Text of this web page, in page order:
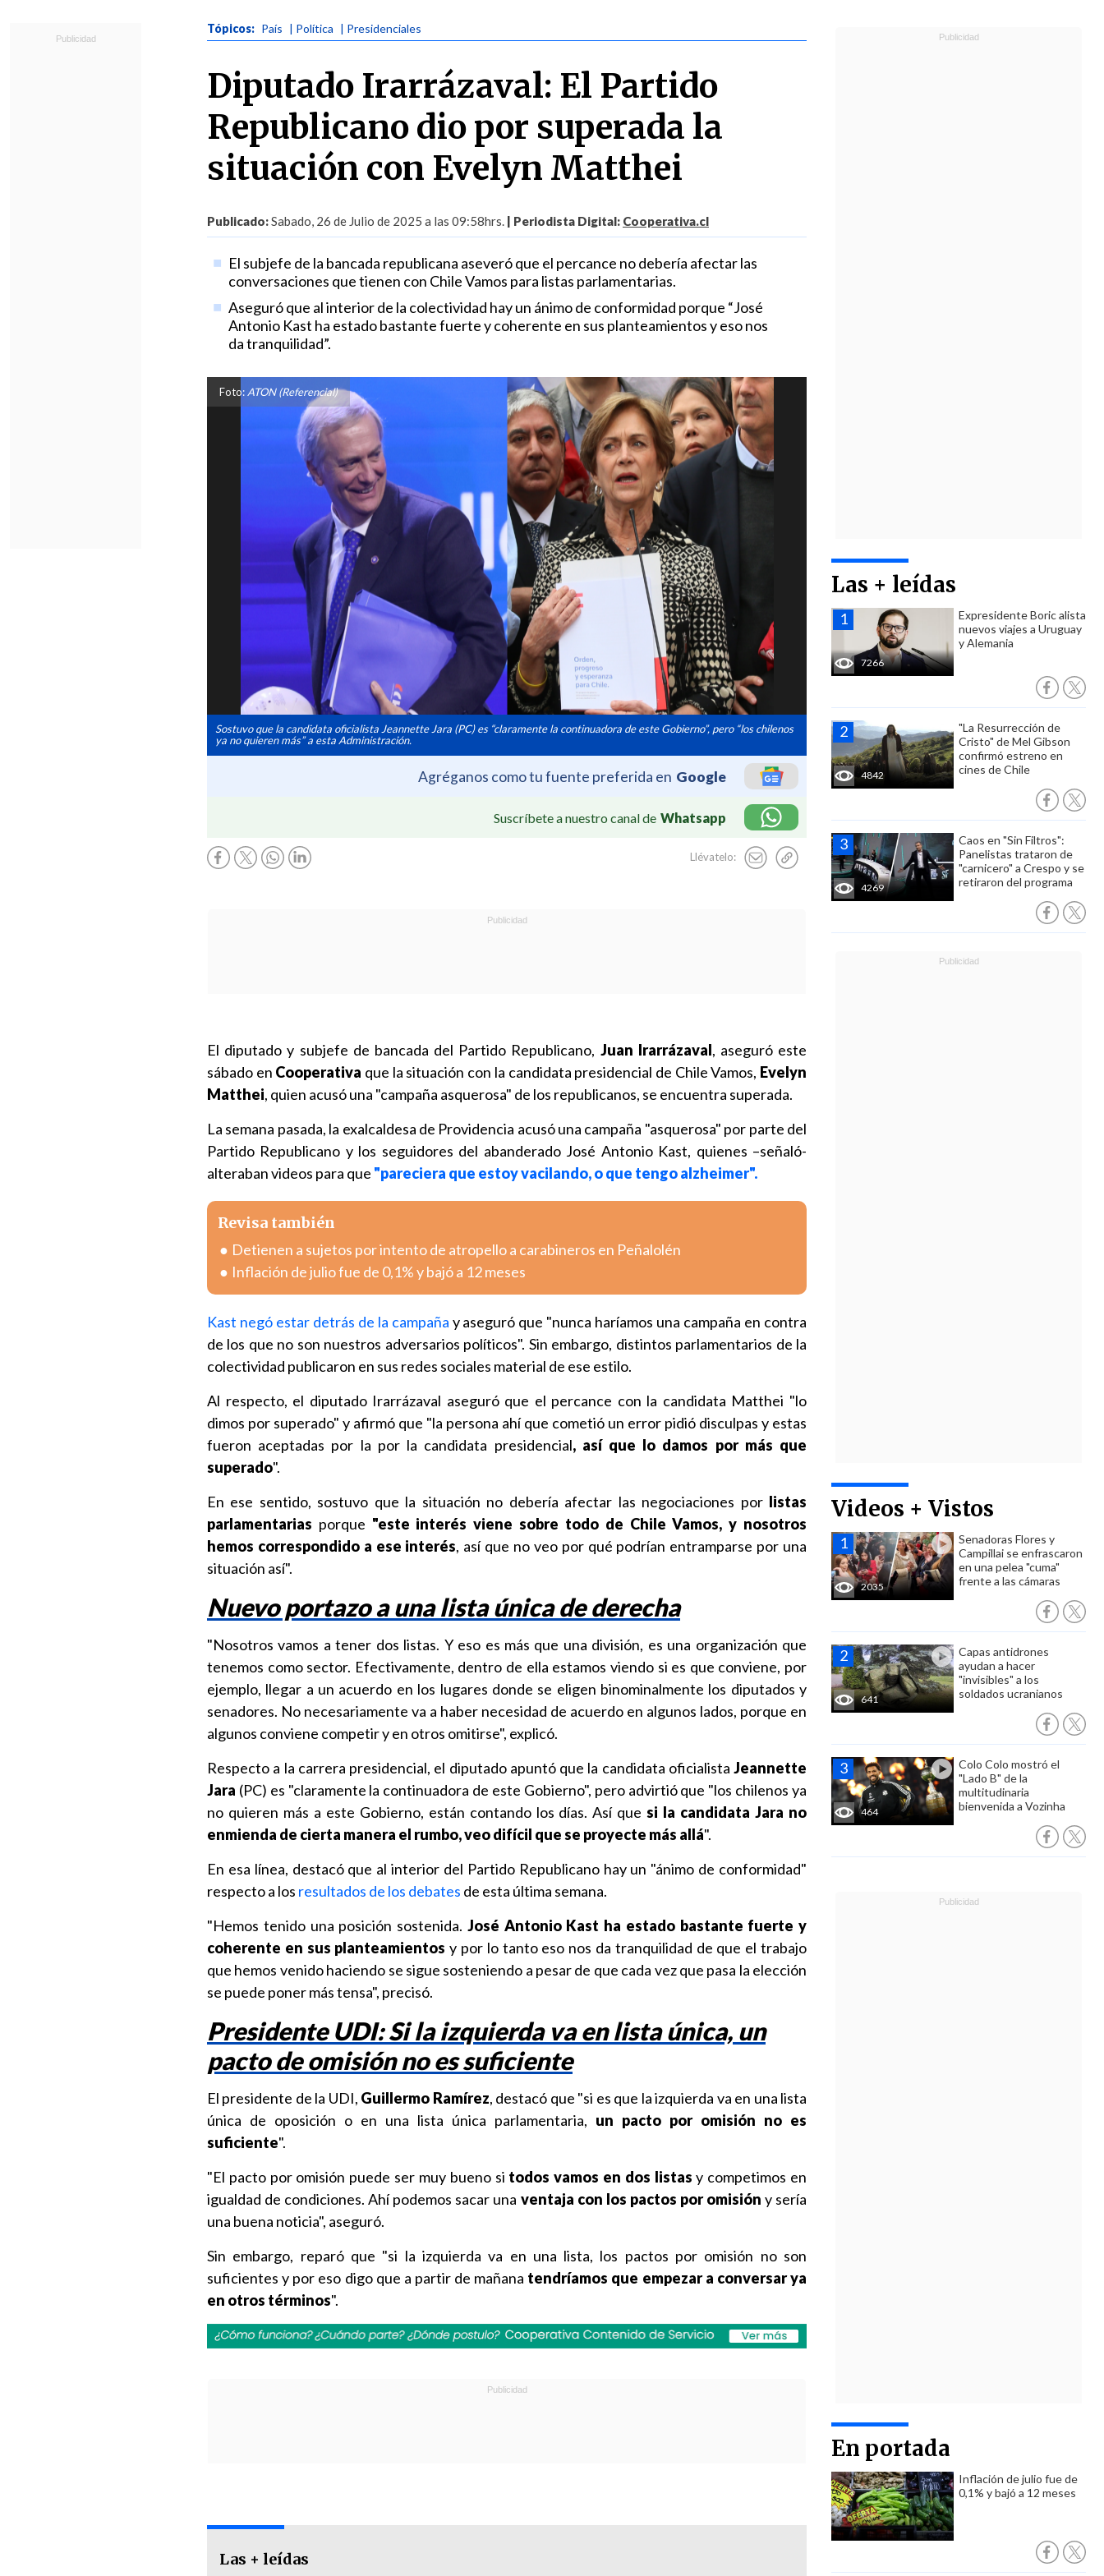
Tópicos: País | Política | Presidenciales
Diputado Irarrázaval: El Partido
Republicano dio por superada la
situación con Evelyn Matthei
Publicado:Sabado, 26 de Julio de 2025 a las 09:58hrs. | Periodista Digital: Cooperativa.cl
El subjefe de la bancada republicana aseveró que el percance no debería afectar las
conversaciones que tienen con Chile Vamos para listas parlamentarias.
Aseguró que al interior de la colectividad hay un ánimo de conformidad porque “José
Antonio Kast ha estado bastante fuerte y coherente en sus planteamientos y eso nos
da tranquilidad”.
Foto: ATON (Referencial)
Sostuvo que la candidata oficialista Jeannette Jara (PC) es “claramente la continuadora de este Gobierno”, pero “los chilenos
ya no quieren más” a esta Administración.
Agréganos como tu fuente preferida en Google
Suscríbete a nuestro canal de Whatsapp
Llévatelo:
Las + leídas
7266
Expresidente Boric alista
nuevos viajes a Uruguay
y Alemania
4842
"La Resurrección de
Cristo" de Mel Gibson
confirmó estreno en
cines de Chile
4269
Caos en "Sin Filtros":
Panelistas trataron de
"carnicero" a Crespo y se
retiraron del programa
Videos + Vistos
2035
Senadoras Flores y
Campillai se enfrascaron
en una pelea "cuma"
frente a las cámaras
641
Capas antidrones
ayudan a hacer
"invisibles" a los
soldados ucranianos
464
Colo Colo mostró el
"Lado B" de la
multitudinaria
bienvenida a Vozinha
En portada
Inflación de julio fue de
0,1% y bajó a 12 meses
El diputado y subjefe de bancada del Partido Republicano, Juan Irarrázaval, aseguró este
sábado en Cooperativa que la situación con la candidata presidencial de Chile Vamos, Evelyn
Matthei, quien acusó una "campaña asquerosa" de los republicanos, se encuentra superada.
La semana pasada, la exalcaldesa de Providencia acusó una campaña "asquerosa" por parte del
Partido Republicano y los seguidores del abanderado José Antonio Kast, quienes –señaló-
alteraban videos para que "pareciera que estoy vacilando, o que tengo alzheimer".
Revisa también
Detienen a sujetos por intento de atropello a carabineros en Peñalolén
Inflación de julio fue de 0,1% y bajó a 12 meses
Kast negó estar detrás de la campaña y aseguró que "nunca haríamos una campaña en contra
de los que no son nuestros adversarios políticos". Sin embargo, distintos parlamentarios de la
colectividad publicaron en sus redes sociales material de ese estilo.
Al respecto, el diputado Irarrázaval aseguró que el percance con la candidata Matthei "lo
dimos por superado" y afirmó que "la persona ahí que cometió un error pidió disculpas y estas
fueron aceptadas por la por la candidata presidencial, así que lo damos por más que
superado".
En ese sentido, sostuvo que la situación no debería afectar las negociaciones porlistas
parlamentarias porque "este interés viene sobre todo de Chile Vamos, y nosotros
hemos correspondido a ese interés, así que no veo por qué podrían entramparse por una
situación así".
Nuevo portazo a una lista única de derecha
"Nosotros vamos a tener dos listas. Y eso es más que una división, es una organización que
tenemos como sector. Efectivamente, dentro de ella estamos viendo si es que conviene, por
ejemplo, llegar a un acuerdo en los lugares donde se eligen binominalmente los diputados y
senadores. No necesariamente va a haber necesidad de acuerdo en algunos lados, porque en
algunos conviene competir y en otros omitirse", explicó.
Respecto a la carrera presidencial, el diputado apuntó que la candidata oficialista Jeannette
Jara (PC) es "claramente la continuadora de este Gobierno", pero advirtió que "los chilenos ya
no quieren más a este Gobierno, están contando los días. Así quesi la candidata Jara no
enmienda de cierta manera el rumbo, veo difícil que se proyecte más allá".
En esa línea, destacó que al interior del Partido Republicano hay un "ánimo de conformidad"
respecto a los resultados de los debates de esta última semana.
"Hemos tenido una posición sostenida. José Antonio Kast ha estado bastante fuerte y
coherente en sus planteamientos y por lo tanto eso nos da tranquilidad de que el trabajo
que hemos venido haciendo se sigue sosteniendo a pesar de que cada vez que pasa la elección
se puede poner más tensa", precisó.
Presidente UDI: Si la izquierda va en lista única, un
pacto de omisión no es suficiente
El presidente de la UDI, Guillermo Ramírez, destacó que "si es que la izquierda va en una lista
única de oposición o en una lista única parlamentaria, un pacto por omisión no es
suficiente".
"El pacto por omisión puede ser muy bueno si todos vamos en dos listas y competimos en
igualdad de condiciones. Ahí podemos sacar una ventaja con los pactos por omisión y sería
una buena noticia", aseguró.
Sin embargo, reparó que "si la izquierda va en una lista, los pactos por omisión no son
suficientes y por eso digo que a partir de mañana tendríamos que empezar a conversar ya
en otros términos".
Las + leídas